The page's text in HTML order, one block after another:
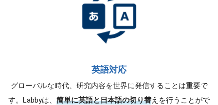
英語対応
グローバルな時代、研究内容を世界に発信することは重要で
す。Labbyは、 簡単に英語と日本語の切り替えを行うことがで